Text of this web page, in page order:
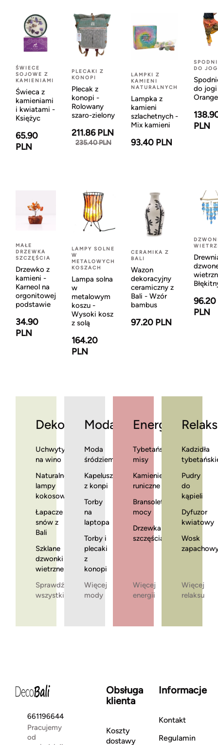
ŚWIECE
SOJOWE Z
KAMIENIAMI
Świeca z
kamieniami
i kwiatami -
Księżyc
65.90
PLN
PLECAKI Z
KONOPI
Plecak z
konopi -
Rolowany
szaro-zielony
211.86 PLN
235.40 PLN
LAMPKI Z
KAMIENI
NATURALNYCH
Lampka z
kamieni
szlachetnych -
Mix kamieni
93.40 PLN
DO
do
Orange
PLN
MAŁE
DRZEWKA
SZCZĘŚCIA
Drzewko z
kamieni -
Karneol na
orgonitowej
podstawie
34.90
PLN
LAMPY SOLNE
W
METALOWYCH
KOSZACH
Lampa solna
w
metalowym
koszu -
Wysoki kosz
z solą
164.20
PLN
CERAMIKA Z
BALI
Wazon
dekoracyjny
ceramiczny z
Bali - Wzór
bambus
97.20 PLN
96.20
PLN
Dekoracje
Uchwyty
na wino
Naturalne
lampy
kokosowe
Łapacze
snów z
Bali
Szklane
dzwonki
wietrzne
Sprawdź
wszystkie
Moda
Moda
śródziemnomorska
Kapelusze
z konpi
Torby
na
laptopa
Torby i
plecaki
z
konopi
Więcej
mody
Energia
Tybetańskie
misy
Kamienie
runiczne
Bransoletki
mocy
Drzewka
szczęścia
Więcej
energii
Relaks
Kadzidła
Pudry
do
kąpieli
Dyfuzor
kwiatowy
Wosk
Więcej
relaksu
661196644
Pracujemy
od
Obsługa
klienta
Koszty
dostawy
Informacje
Kontakt
Regulamin